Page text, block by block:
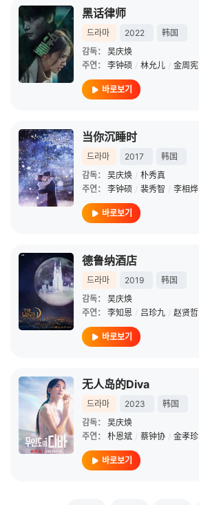
黑话律师
드라마 2022
韩国
감독：
吴庆焕
주연：
李钟硕 / 林允儿 / 金周宪
바로보기
当你沉睡时
드라마 2017
韩国
감독：
吴庆焕 / 朴秀真
주연：
李钟硕 / 裴秀智 / 李相烨
바로보기
德鲁纳酒店
드라마 2019
韩国
감독：
吴庆焕
주연：
李知恩 / 吕珍九 / 赵贤哲
바로보기
无人岛的Diva
드라마 2023
韩国
감독：
吴庆焕
주연：
朴恩斌 / 蔡钟协 / 金孝珍
바로보기